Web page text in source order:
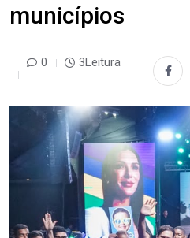
municípios
0 3Leitura